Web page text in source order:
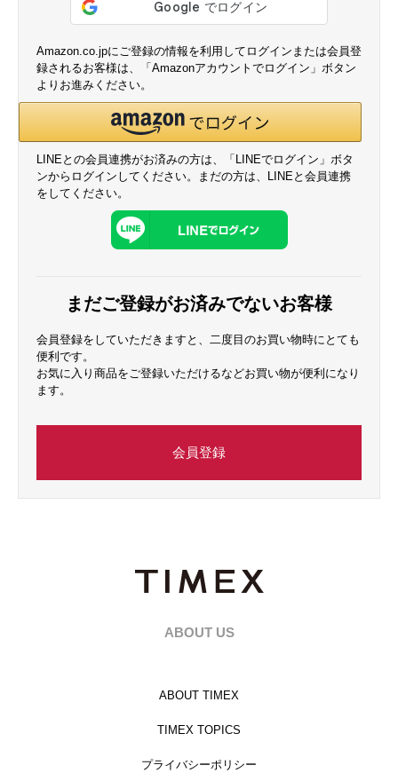
Amazon.co.jpにご登録の情報を利用してログインまたは会員登
録されるお客様は、「Amazonアカウントでログイン」ボタン
よりお進みください。
LINEとの会員連携がお済みの方は、「LINEでログイン」ボタ
ンからログインしてください。まだの方は、 LINEと会員連携
をしてください。
まだご登録がお済みでないお客様
会員登録をしていただきますと、二度目のお買い物時にとても
便利です。
お気に入り商品をご登録いただけるなどお買い物が便利になり
ます。
会員登録
ABOUT US
ABOUT TIMEX
TIMEX TOPICS
プライバシーポリシー